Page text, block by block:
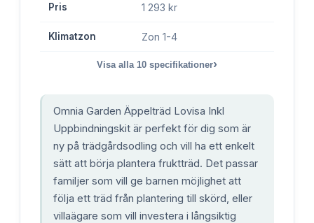
Pris 1 293 kr
Klimatzon Zon 1-4
Visa alla 10 specifikationer›
Omnia Garden Äppelträd Lovisa Inkl
Uppbindningskit är perfekt för dig som är
ny på trädgårdsodling och vill ha ett enkelt
sätt att börja plantera fruktträd. Det passar
familjer som vill ge barnen möjlighet att
följa ett träd från plantering till skörd, eller
villaägare som vill investera i långsiktig